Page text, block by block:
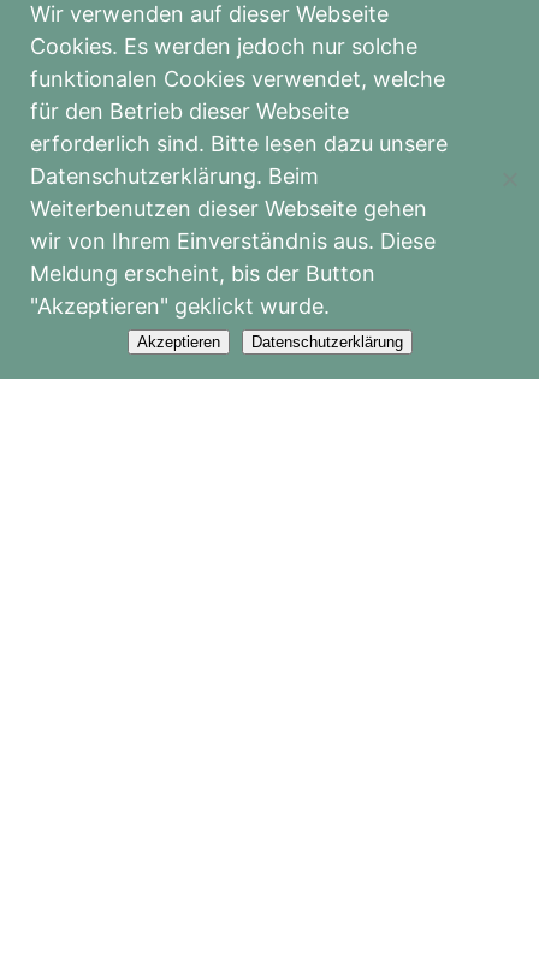
Holotropes Atmen
19.09.2026 - 20.09.2026
Ganztägig
KOSTENLOSES Info-Webinar: Tiermassage & Bewegungstraining
17.11.2026
16:00 bis 17:00
KOSTENLOSES Info-Webinar: Cranio-Sacrale Körperarbeit
17.11.2026
Wir verwenden auf dieser Webseite
Cookies. Es werden jedoch nur solche
funktionalen Cookies verwendet, welche
für den Betrieb dieser Webseite
erforderlich sind. Bitte lesen dazu unsere
Datenschutzerklärung. Beim
Weiterbenutzen dieser Webseite gehen
wir von Ihrem Einverständnis aus. Diese
Meldung erscheint, bis der Button
"Akzeptieren" geklickt wurde.
Akzeptieren Datenschutzerklärung